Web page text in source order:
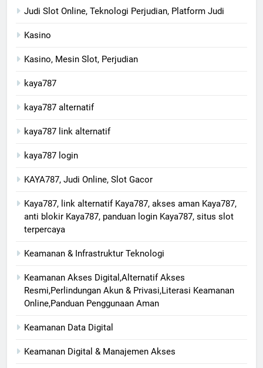
Judi Slot Online, Teknologi Perjudian, Platform Judi
Kasino
Kasino, Mesin Slot, Perjudian
kaya787
kaya787 alternatif
kaya787 link alternatif
kaya787 login
KAYA787, Judi Online, Slot Gacor
Kaya787, link alternatif Kaya787, akses aman Kaya787,
anti blokir Kaya787, panduan login Kaya787, situs slot
terpercaya
Keamanan & Infrastruktur Teknologi
Keamanan Akses Digital,Alternatif Akses
Resmi,Perlindungan Akun & Privasi,Literasi Keamanan
Online,Panduan Penggunaan Aman
Keamanan Data Digital
Keamanan Digital & Manajemen Akses